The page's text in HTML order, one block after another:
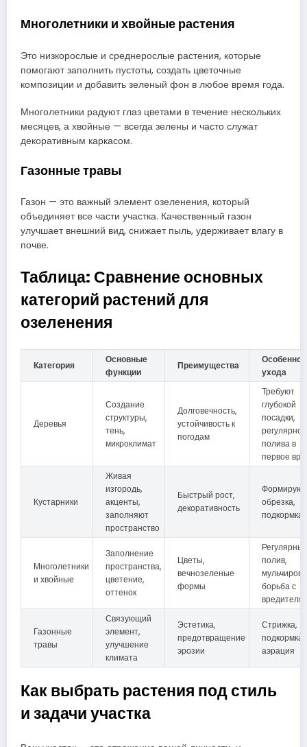
Многолетники и хвойные растения
Это низкорослые и среднерослые растения, которые
помогают заполнить пустоты, создать цветочные
композиции и добавить зеленый фон в любое время года.
Многолетники радуют глаз цветами в течение нескольких
месяцев, а хвойные — всегда зелены и часто служат
декоративным каркасом.
Газонные травы
Газон — это важный элемент озеленения, который
объединяет все части участка. Качественный газон
улучшает внешний вид, снижает пыль, удерживает влагу в
почве.
Таблица: Сравнение основных
категорий растений для
озеленения
Категория
Основные
функции
Преимущества
ухода
Деревья
Создание
структуры,
тень,
микроклимат
Долговечность,
устойчивость к
погодам
Требуют
глубокой
посадки,
полива в
первое
Кустарники
Живая
изгородь,
акценты,
заполняют
пространство
Быстрый рост,
декоративность
обрезка,
подкормка
Многолетники
и хвойные
Заполнение
пространства,
цветение,
оттенок
Цветы,
вечнозеленые
формы
полив,
борьба с
Газонные
травы
Связующий
элемент,
улучшение
климата
Эстетика,
предотвращение
эрозии
Стрижка,
подкормка,
аэрация
Как выбрать растения под стиль
и задачи участка